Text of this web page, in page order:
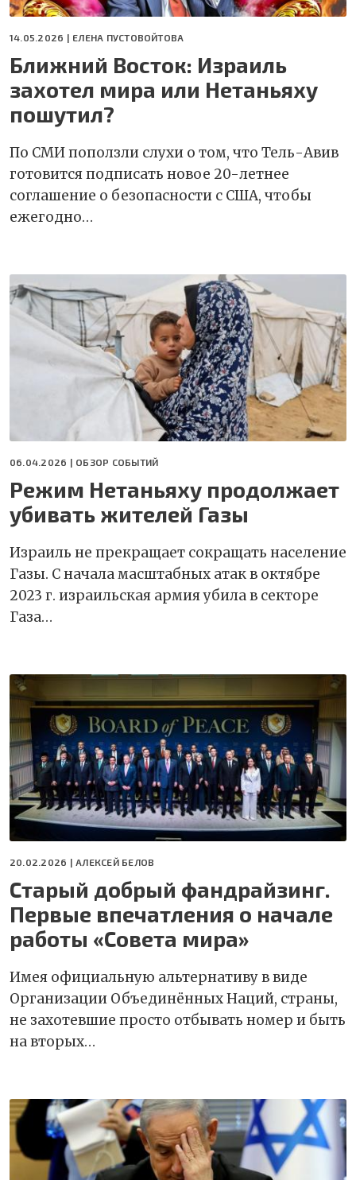
14.05.2026 | ЕЛЕНА ПУСТОВОЙТОВА
Ближний Восток: Израиль
захотел мира или Нетаньяху
пошутил?
По СМИ поползли слухи о том, что Тель-Авив
готовится подписать новое 20-летнее
соглашение о безопасности с США, чтобы
ежегодно…
06.04.2026 | ОБЗОР СОБЫТИЙ
Режим Нетаньяху продолжает
убивать жителей Газы
Израиль не прекращает сокращать население
Газы. С начала масштабных атак в октябре
2023 г. израильская армия убила в секторе
Газа…
20.02.2026 |АЛЕКСЕЙ БЕЛОВ
Старый добрый фандрайзинг.
Первые впечатления о начале
работы «Совета мира»
Имея официальную альтернативу в виде
Организации Объединённых Наций, страны,
не захотевшие просто отбывать номер и быть
на вторых…